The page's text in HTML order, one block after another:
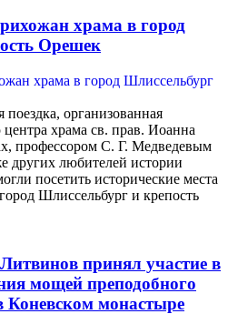
храма в город
Орешек
поездка, организованная
храма св. прав. Иоанна
профессором С. Г. Медведевым
других любителей истории
посетить исторические места
Шлиссельбург и крепость
принял участие в
мощей преподобного
Коневском монастыре